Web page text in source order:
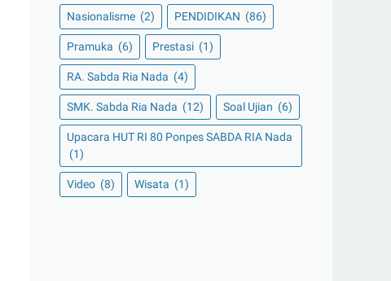
Nasionalisme (2) PENDIDIKAN (86)
Pramuka (6) Prestasi (1)
RA. Sabda Ria Nada (4)
SMK. Sabda Ria Nada (12) Soal Ujian (6)
Upacara HUT RI 80 Ponpes SABDA RIA Nada
(1)
Video (8) Wisata (1)